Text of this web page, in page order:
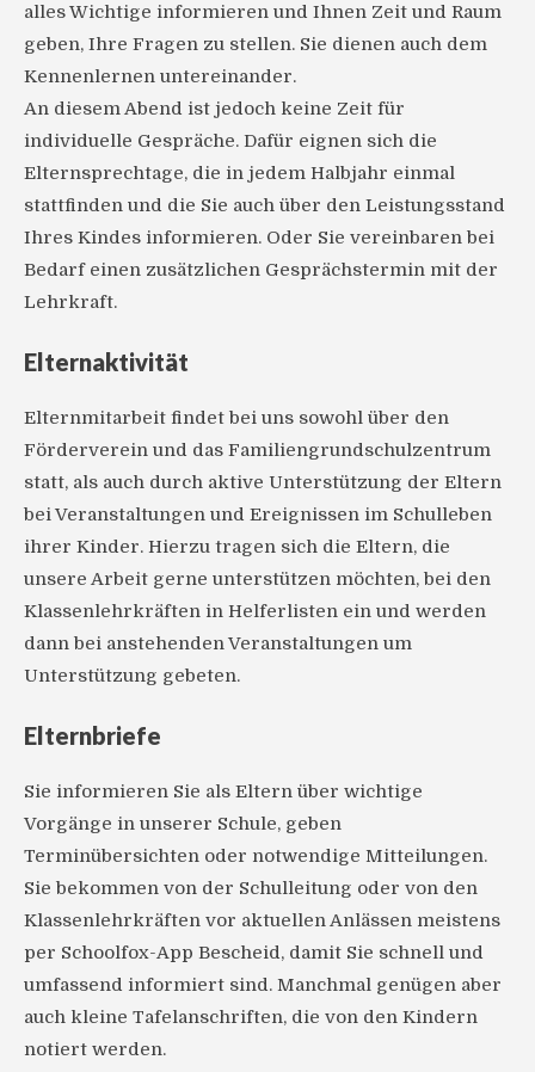
alles Wichtige informieren und Ihnen Zeit und Raum
geben, Ihre Fragen zu stellen. Sie dienen auch dem
Kennenlernen untereinander.
An diesem Abend ist jedoch keine Zeit für
individuelle Gespräche. Dafür eignen sich die
Elternsprechtage, die in jedem Halbjahr einmal
stattfinden und die Sie auch über den Leistungsstand
Ihres Kindes informieren. Oder Sie vereinbaren bei
Bedarf einen zusätzlichen Gesprächstermin mit der
Lehrkraft.
Elternaktivität
Elternmitarbeit findet bei uns sowohl über den
Förderverein und das Familiengrundschulzentrum
statt, als auch durch aktive Unterstützung der Eltern
bei Veranstaltungen und Ereignissen im Schulleben
ihrer Kinder. Hierzu tragen sich die Eltern, die
unsere Arbeit gerne unterstützen möchten, bei den
Klassenlehrkräften in Helferlisten ein und werden
dann bei anstehenden Veranstaltungen um
Unterstützung gebeten.
Elternbriefe
Sie informieren Sie als Eltern über wichtige
Vorgänge in unserer Schule, geben
Terminübersichten oder notwendige Mitteilungen.
Sie bekommen von der Schulleitung oder von den
Klassenlehrkräften vor aktuellen Anlässen meistens
per Schoolfox-App Bescheid, damit Sie schnell und
umfassend informiert sind. Manchmal genügen aber
auch kleine Tafelanschriften, die von den Kindern
notiert werden.